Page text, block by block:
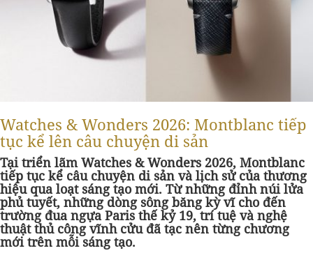
Watches & Wonders 2026: Montblanc tiếp
tục kể lên câu chuyện di sản
Tại triển lãm Watches & Wonders 2026, Montblanc
tiếp tục kể câu chuyện di sản và lịch sử của thương
hiệu qua loạt sáng tạo mới. Từ những đỉnh núi lửa
phủ tuyết, những dòng sông băng kỳ vĩ cho đến
trường đua ngựa Paris thế kỷ 19, trí tuệ và nghệ
thuật thủ công vĩnh cửu đã tạc nên từng chương
mới trên mỗi sáng tạo.